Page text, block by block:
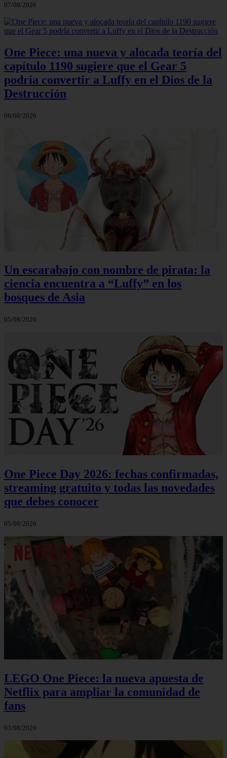
07/08/2026
One Piece: una nueva y alocada teoría del
capítulo 1190 sugiere que el Gear 5
podría convertir a Luffy en el Dios de la
Destrucción
06/08/2026
Un escarabajo con nombre de pirata: la
ciencia encuentra a “Luffy” en los
bosques de Asia
05/08/2026
One Piece Day 2026: fechas confirmadas,
streaming gratuito y todas las novedades
que debes conocer
05/08/2026
LEGO One Piece: la nueva apuesta de
Netflix para ampliar la comunidad de
fans
03/08/2026